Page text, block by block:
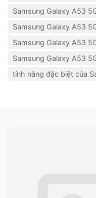
Samsung Galaxy A53
Samsung Galaxy A53
Samsung Galaxy A53
Samsung Galaxy A53
tính năng đặc biệt của